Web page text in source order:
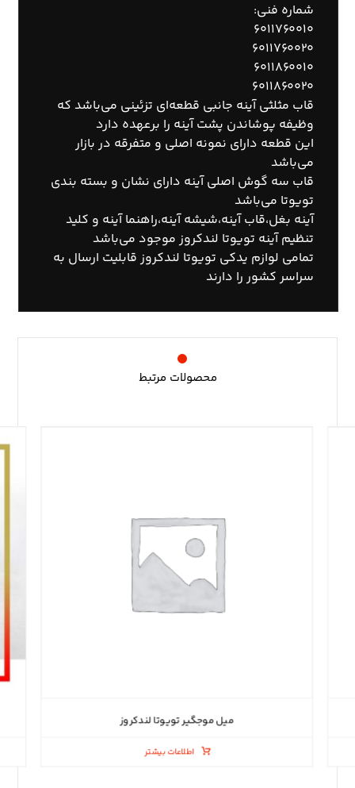
شماره فنی:
۶۰۱۱۷۶۰۰۱۰
۶۰۱۱۷۶۰۰۲۰
۶۰۱۱۸۶۰۰۱۰
۶۰۱۱۸۶۰۰۲۰
قاب مثلثی آینه جانبی قطعه‌ای تزئینی می‌باشد که
وظیفه پوشاندن پشت آینه را برعهده دارد
این قطعه دارای نمونه اصلی و متفرقه در بازار
می‌باشد
قاب سه گوش اصلی آینه دارای نشان و بسته بندی
تویوتا می‌باشد
آینه بغل،قاب آینه،شیشه آینه،راهنما آینه و کلید
تنظیم آینه تویوتا لندکروز موجود می‌باشد
تمامی لوازم یدکی تویوتا لندکروز قابلیت ارسال به
سراسر کشور را دارند
محصولات مرتبط
میل موجگیر تویوتا لندکروز
اطلاعات بیشتر